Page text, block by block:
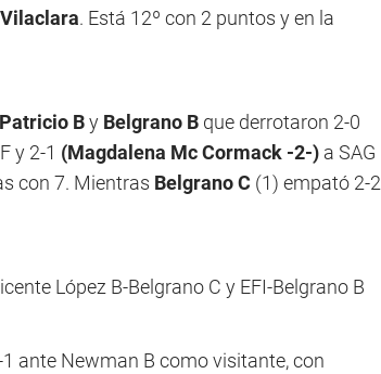
. Está 12º con 2 puntos y en la
By Belgrano B que derrotaron 2-0
y 2-1 (Magdalena Mc Cormack -2-) a SAG
con 7. Mientras Belgrano C (1) empató 2-2
López B-Belgrano C y EFI-Belgrano B
1 ante Newman B como visitante, con